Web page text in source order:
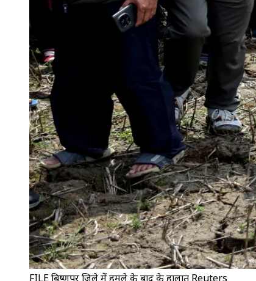
FILE बिष्णुपुर ज़िले में हमले के बाद के हालात Reuters